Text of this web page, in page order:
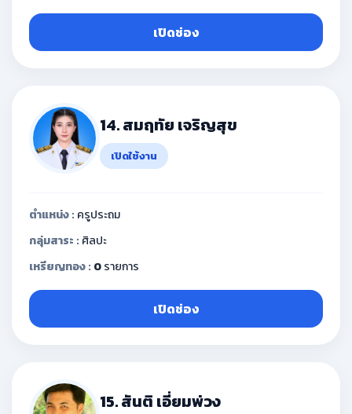
เปิดช่อง
14. สมฤทัย เจริญสุข
เปิดใช้งาน
ตำแหน่ง : ครูประถม
กลุ่มสาระ : ศิลปะ
เหรียญทอง : 0รายการ
เปิดช่อง
15. สันติ เอี่ยมพ่วง